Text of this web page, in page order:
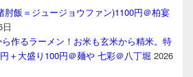
肘飯＝ジュージョウファン)1100円＠柏宴
作るラーメン！お米も玄米から精米。特
＋大盛り100円＠麺や 七彩＠八丁堀 2026